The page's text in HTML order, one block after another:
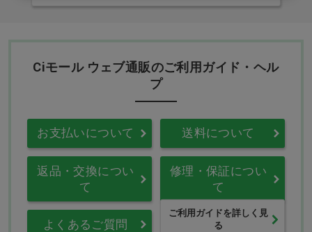
Ciモール ウェブ通販のご利用ガイド・ヘル
プ
お支払いについて 送料について
返品・交換につい
て
修理・保証につい
て
よくあるご質問
ご利用ガイドを詳しく見
る